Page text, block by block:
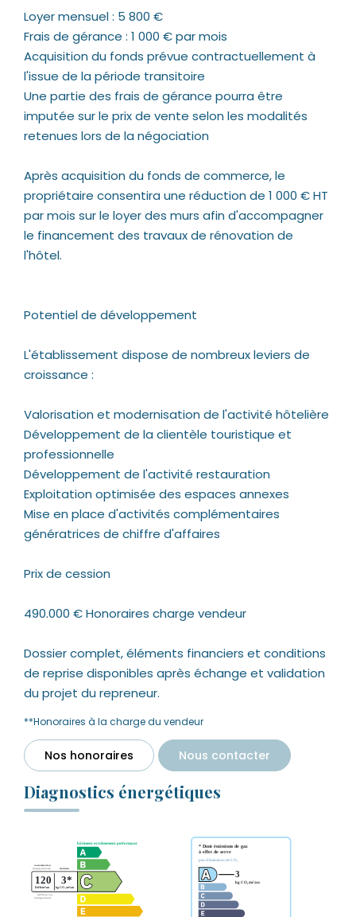
Loyer mensuel : 5 800 €
Frais de gérance : 1 000 € par mois
Acquisition du fonds prévue contractuellement à
l'issue de la période transitoire
Une partie des frais de gérance pourra être
imputée sur le prix de vente selon les modalités
retenues lors de la négociation
Après acquisition du fonds de commerce, le
propriétaire consentira une réduction de 1 000 € HT
par mois sur le loyer des murs afin d'accompagner
le financement des travaux de rénovation de
l'hôtel.
Potentiel de développement
L'établissement dispose de nombreux leviers de
croissance :
Valorisation et modernisation de l'activité hôtelière
Développement de la clientèle touristique et
professionnelle
Développement de l'activité restauration
Exploitation optimisée des espaces annexes
Mise en place d'activités complémentaires
génératrices de chiffre d'affaires
Prix de cession
490.000 € Honoraires charge vendeur
Dossier complet, éléments financiers et conditions
de reprise disponibles après échange et validation
du projet du repreneur.
**Honoraires à la charge du vendeur
Nos honoraires Nous contacter
Diagnostics énergétiques